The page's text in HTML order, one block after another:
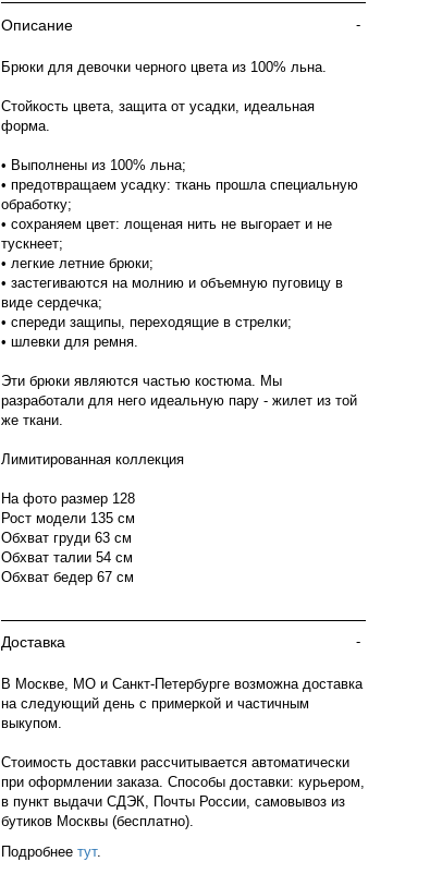
Описание -
Брюки для девочки черного цвета из 100% льна.
Стойкость цвета, защита от усадки, идеальная
форма.
• Выполнены из 100% льна;
• предотвращаем усадку: ткань прошла специальную
обработку;
• сохраняем цвет: лощеная нить не выгорает и не
тускнеет;
• легкие летние брюки;
• застегиваются на молнию и объемную пуговицу в
виде сердечка;
• спереди защипы, переходящие в стрелки;
• шлевки для ремня.
Эти брюки являются частью костюма. Мы
разработали для него идеальную пару - жилет из той
же ткани.
Лимитированная коллекция
На фото размер 128
Рост модели 135 см
Обхват груди 63 см
Обхват талии 54 см
Обхват бедер 67 см
Доставка -
В Москве, МО и Санкт-Петербурге возможна доставка
на следующий день с примеркой и частичным
выкупом.
Стоимость доставки рассчитывается автоматически
при оформлении заказа. Способы доставки: курьером,
в пункт выдачи СДЭК, Почты России, самовывоз из
бутиков Москвы (бесплатно).
Подробнее тут.